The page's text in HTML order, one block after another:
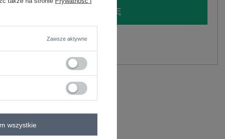
SIĘ I ZOBACZ CENĘ
Zawsze aktywne
wszystkie